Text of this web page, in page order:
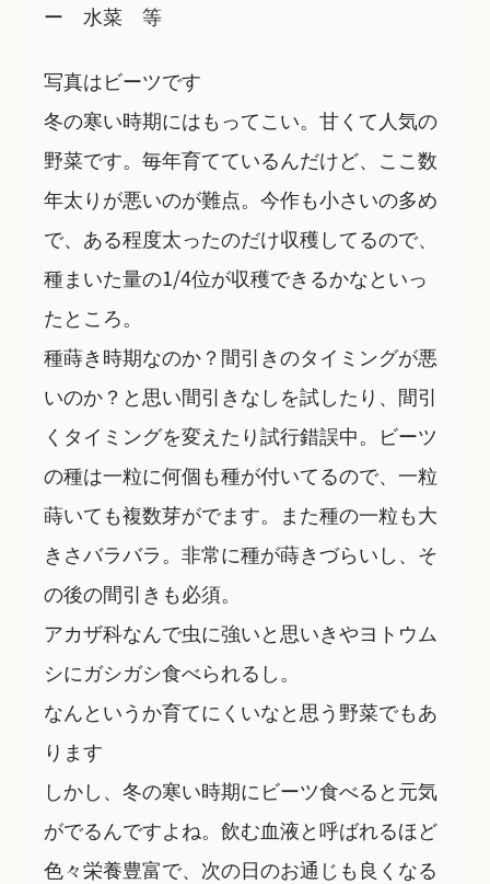
ー 水菜 等
写真はビーツです
冬の寒い時期にはもってこい。甘くて人気の
野菜です。毎年育てているんだけど、ここ数
年太りが悪いのが難点。今作も小さいの多め
で、ある程度太ったのだけ収穫してるので、
種まいた量の1/4位が収穫できるかなといっ
たところ。
種蒔き時期なのか？間引きのタイミングが悪
いのか？と思い間引きなしを試したり、間引
くタイミングを変えたり試行錯誤中。ビーツ
の種は一粒に何個も種が付いてるので、一粒
蒔いても複数芽がでます。また種の一粒も大
きさバラバラ。非常に種が蒔きづらいし、そ
の後の間引きも必須。
アカザ科なんで虫に強いと思いきやヨトウム
シにガシガシ食べられるし。
なんというか育てにくいなと思う野菜でもあ
ります
しかし、冬の寒い時期にビーツ食べると元気
がでるんですよね。飲む血液と呼ばれるほど
色々栄養豊富で、次の日のお通じも良くなる